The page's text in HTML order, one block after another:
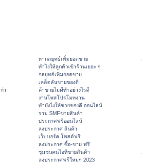
า
หากลยุทธ์เพิ่มยอดขาย
ทําไงให้ลูกค้าเข้าร้านเยอะ ๆ
กลยุทธ์เพิ่มยอดขาย
เคล็ดลับขายของดี
ค้าขายไม่ดีทำอย่างไรดี
งานโพสโปรโมทงาน
ทํายังไงให้ขายของดี ออนไลน์
รวม SMFขายสินค้า
ประกาศฟรีออนไลน์
ลงประกาศ สินค้า
เว็บบอร์ด โพสต์ฟรี
ลงประกาศ ซื้อ-ขาย ฟรี
ชุมชนคนไอทีขายสินค้า
ลงประกาศฟรีใหม่ๆ 2023